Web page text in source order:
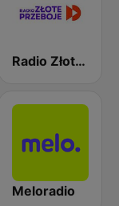
Radio Złote Przeboje
Meloradio